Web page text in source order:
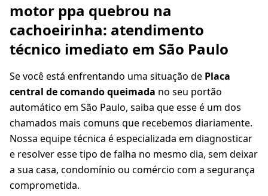
motor ppa quebrou na
cachoeirinha: atendimento
técnico imediato em São Paulo
Se você está enfrentando uma situação de Placa
central de comando queimada no seu portão
automático em São Paulo, saiba que esse é um dos
chamados mais comuns que recebemos diariamente.
Nossa equipe técnica é especializada em diagnosticar
e resolver esse tipo de falha no mesmo dia, sem deixar
a sua casa, condomínio ou comércio com a segurança
comprometida.